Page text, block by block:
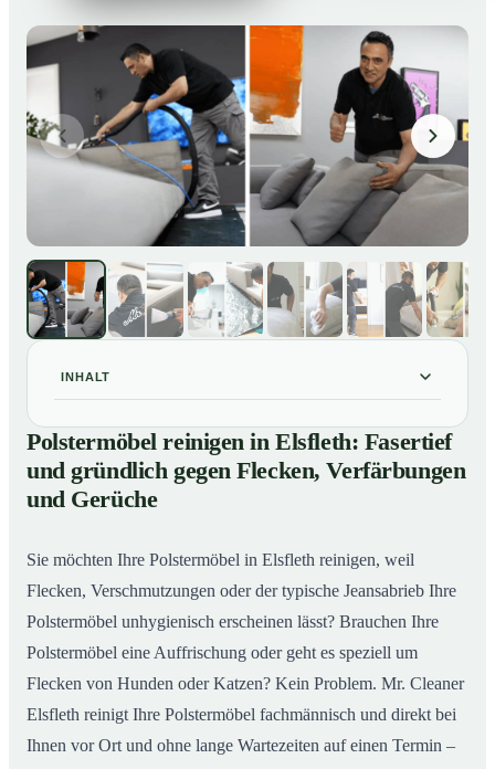
INHALT
Polstermöbel reinigen in Elsfleth: Fasertief und
gründlich gegen Flecken, Verfärbungen und Gerüche
02So reinigen unsere Profis Polstermöbel in Elsfleth
Polstermöbel reinigen in Elsfleth: Fasertief
und gründlich gegen Flecken, Verfärbungen
und Gerüche
Sie möchten Ihre Polstermöbel in Elsfleth reinigen, weil
Flecken, Verschmutzungen oder der typische Jeansabrieb Ihre
Polstermöbel unhygienisch erscheinen lässt? Brauchen Ihre
Polstermöbel eine Auffrischung oder geht es speziell um
Flecken von Hunden oder Katzen? Kein Problem. Mr. Cleaner
Elsfleth reinigt Ihre Polstermöbel fachmännisch und direkt bei
Ihnen vor Ort und ohne lange Wartezeiten auf einen Termin –